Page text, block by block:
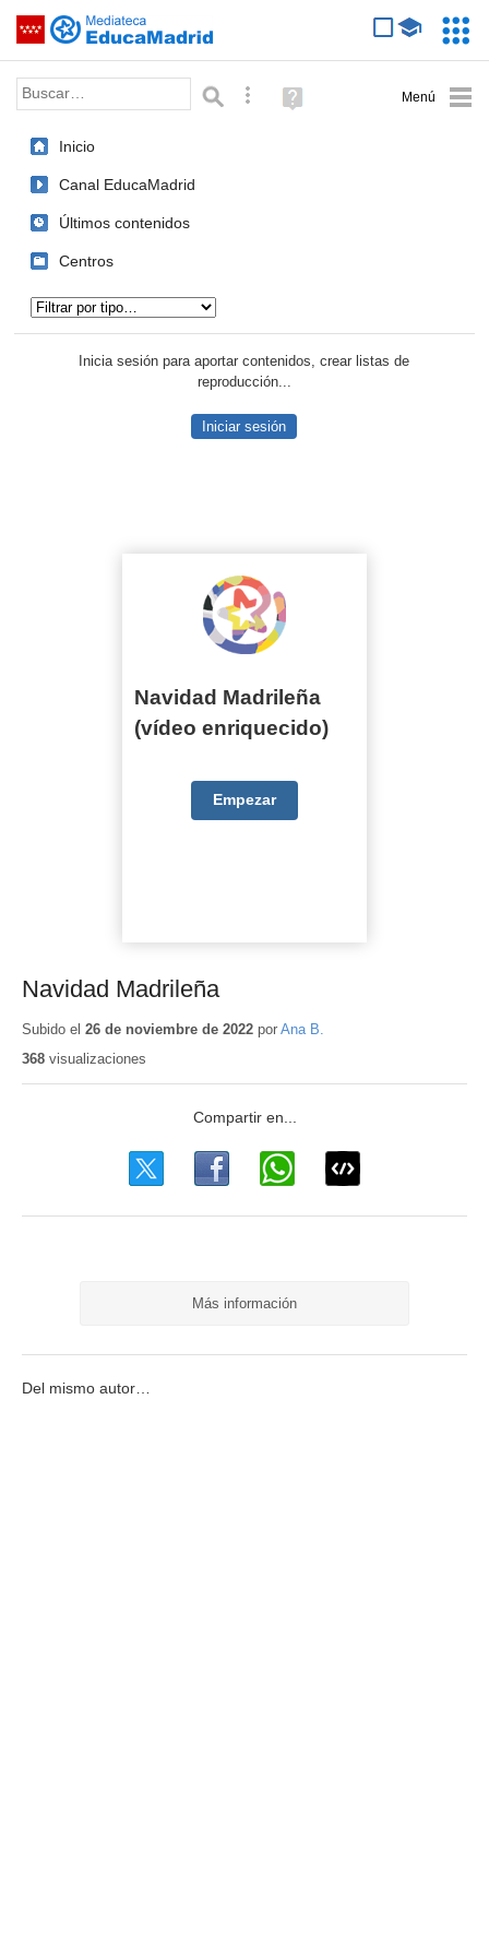
Saltar navegación
Palabra o frase: Búsqueda avanzada
Ayuda
(en
Inicio
Canal EducaMadrid
Últimos contenidos
Centros
Inicia sesión para aportar contenidos, crear listas de
reproducción...
Iniciar sesión
Navidad Madrileña (vídeo enriquecido)
Navidad Madrileña
(vídeo enriquecido)
Empezar
Navidad Madrileña
Subido el 26 de noviembre de 2022 por Ana B.
368 visualizaciones
Más información
Del mismo autor…